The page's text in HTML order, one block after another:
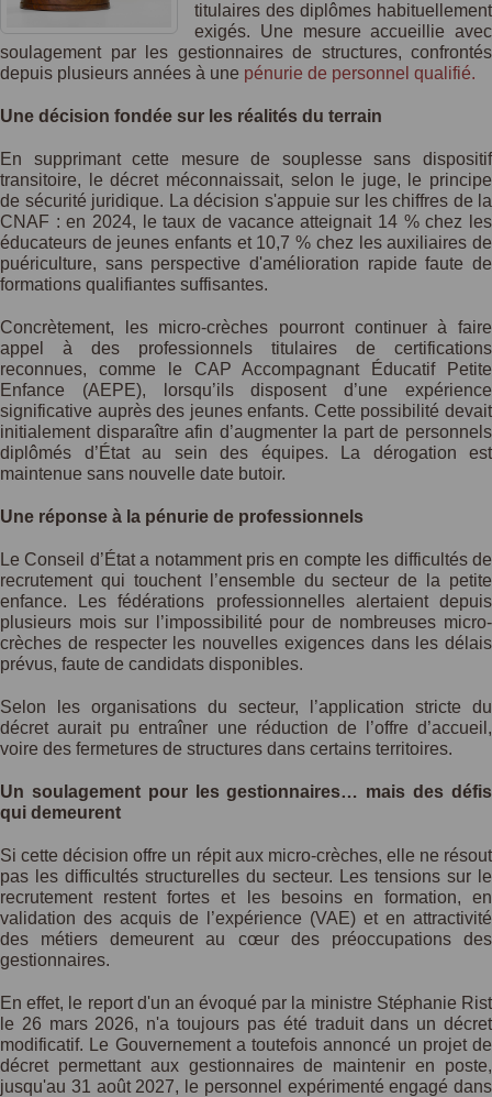
titulaires des diplômes habituellement
exigés. Une mesure accueillie avec
soulagement par les gestionnaires de structures, confrontés
depuis plusieurs années à une pénurie de personnel qualifié.
Une décision fondée sur les réalités du terrain
En supprimant cette mesure de souplesse sans dispositif
transitoire, le décret méconnaissait, selon le juge, le principe
de sécurité juridique. La décision s'appuie sur les chiffres de la
CNAF : en 2024, le taux de vacance atteignait 14 % chez les
éducateurs de jeunes enfants et 10,7 % chez les auxiliaires de
puériculture, sans perspective d'amélioration rapide faute de
formations qualifiantes suffisantes.
Concrètement, les micro-crèches pourront continuer à faire
appel à des professionnels titulaires de certifications
reconnues, comme le CAP Accompagnant Éducatif Petite
Enfance (AEPE), lorsqu’ils disposent d’une expérience
significative auprès des jeunes enfants. Cette possibilité devait
initialement disparaître afin d’augmenter la part de personnels
diplômés d’État au sein des équipes. La dérogation est
maintenue sans nouvelle date butoir.
Une réponse à la pénurie de professionnels
Le Conseil d’État a notamment pris en compte les difficultés de
recrutement qui touchent l’ensemble du secteur de la petite
enfance. Les fédérations professionnelles alertaient depuis
plusieurs mois sur l’impossibilité pour de nombreuses micro-
crèches de respecter les nouvelles exigences dans les délais
prévus, faute de candidats disponibles.
Selon les organisations du secteur, l’application stricte du
décret aurait pu entraîner une réduction de l’offre d’accueil,
voire des fermetures de structures dans certains territoires.
Un soulagement pour les gestionnaires… mais des défis
qui demeurent
Si cette décision offre un répit aux micro-crèches, elle ne résout
pas les difficultés structurelles du secteur. Les tensions sur le
recrutement restent fortes et les besoins en formation, en
validation des acquis de l’expérience (VAE) et en attractivité
des métiers demeurent au cœur des préoccupations des
gestionnaires.
En effet, le report d'un an évoqué par la ministre Stéphanie Rist
le 26 mars 2026, n'a toujours pas été traduit dans un décret
modificatif. Le Gouvernement a toutefois annoncé un projet de
décret permettant aux gestionnaires de maintenir en poste,
jusqu'au 31 août 2027, le personnel expérimenté engagé dans